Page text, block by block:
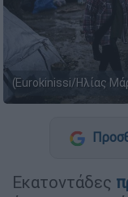
(Eurokinissi/Ηλίας
Εκατοντάδες